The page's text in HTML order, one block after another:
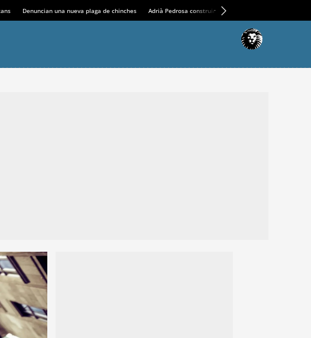
Denuncian una nueva plaga de chinches Adrià Pedrosa construirá la nueva residencia en el